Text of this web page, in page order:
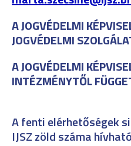
A JOGVÉDELMI
JOGVÉDELMI
A JOGVÉDELMI
INTÉZMÉNYTŐL
A fenti elérhetőségek
IJSZ zöld száma